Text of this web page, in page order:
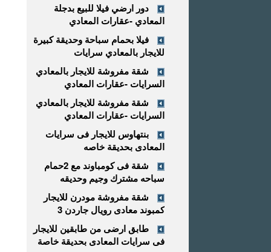
دور ارضي فيلا للبيع بدجلة
المعادي -عقارات المعادي
فيلا بحمام سباحة وحديقة كبيرة
للايجار بالمعادي سرايات
شقة مفروشة للايجار بالمعادي
السرايات -عقارات المعادي
شقة مفروشة للايجار بالمعادي
السرايات -عقارات المعادي
بنتهاوس للايجار فى سرايات
المعادى بحديقة خاصه
شقة فى كومباوند مع 2حمام
سباحه مشترك وجيم وحديقه
شقة مفروشة مودرن للايجار
كمبوند معادى رويال جاردن 3
طابق ارضى من طابقين للايجار
فى سرايات المعادى بحديقة خاصة